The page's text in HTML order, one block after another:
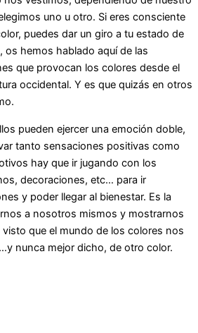
uno u otro. Si eres consciente
puedes dar un giro a tu estado de
hemos hablado aquí de las
que provocan los colores desde el
occidental. Y es que quizás en otros
pueden ejercer una emoción doble,
tanto sensaciones positivas como
hay que ir jugando con los
decoraciones, etc… para ir
y poder llegar al bienestar. Es la
a nosotros mismos y mostrarnos
que el mundo de los colores nos
nunca mejor dicho, de otro color.